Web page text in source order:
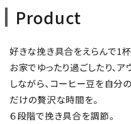
Product
好きな挽き具合をえらんで1杯
お家でゆったり過ごしたり、ア
しながら、コーヒー豆を自分
だけの贅沢な時間を。
６段階で挽き具合を調節。